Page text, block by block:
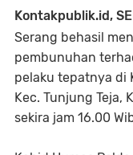
Kontakpublik.id,
Serang behasil
pembunuhan
pelaku tepatnya di
Kec. Tunjung Teja,
sekira jam 16.00